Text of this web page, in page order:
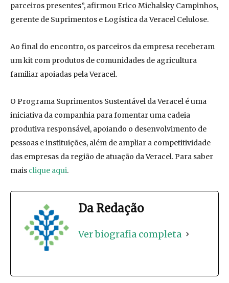
parceiros presentes”, afirmou Erico Michalsky Campinhos,
gerente de Suprimentos e Logística da Veracel Celulose.
Ao final do encontro, os parceiros da empresa receberam
um kit com produtos de comunidades de agricultura
familiar apoiadas pela Veracel.
O Programa Suprimentos Sustentável da Veracel é uma
iniciativa da companhia para fomentar uma cadeia
produtiva responsável, apoiando o desenvolvimento de
pessoas e instituições, além de ampliar a competitividade
das empresas da região de atuação da Veracel. Para saber
mais clique aqui.
Da Redação
Ver biografia completa